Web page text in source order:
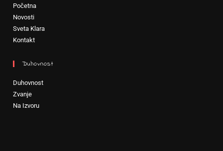
Početna
Novosti
Sveta Klara
Kontakt
Duhovnost
Duhovnost
Zvanje
Na Izvoru